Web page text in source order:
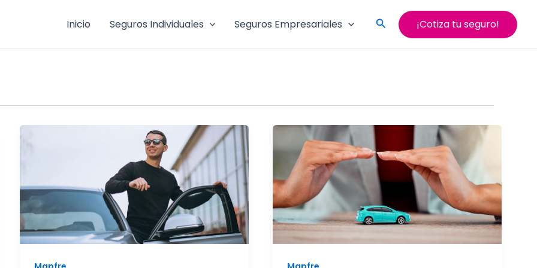
Inicio Seguros Individuales Seguros Empresariales Search ¡Cotiza tu seguro!